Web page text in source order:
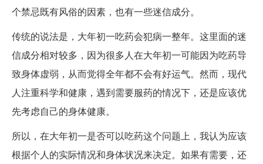
个禁忌既有风俗的因素，也有一些迷信成分。
传统的说法是，大年初一吃药会犯病一整年。这里面的迷
信成分相对较多，因为很多人在大年初一可能因为吃药导
致身体虚弱，从而觉得全年都不会有好运气。然而，现代
人注重科学和健康，遇到需要服药的情况下，还是应该优
先考虑自己的身体健康。
所以，在大年初一是否可以吃药这个问题上，我认为应该
根据个人的实际情况和身体状况来决定。如果有需要，还